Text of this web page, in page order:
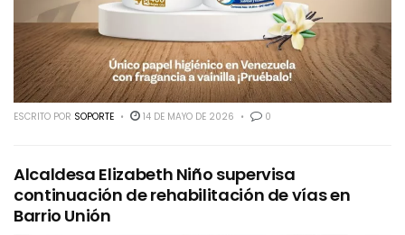
ESCRITO POR SOPORTE 14 DE MAYO DE 2026 0
Alcaldesa Elizabeth Niño supervisa
continuación de rehabilitación de vías en
Barrio Unión